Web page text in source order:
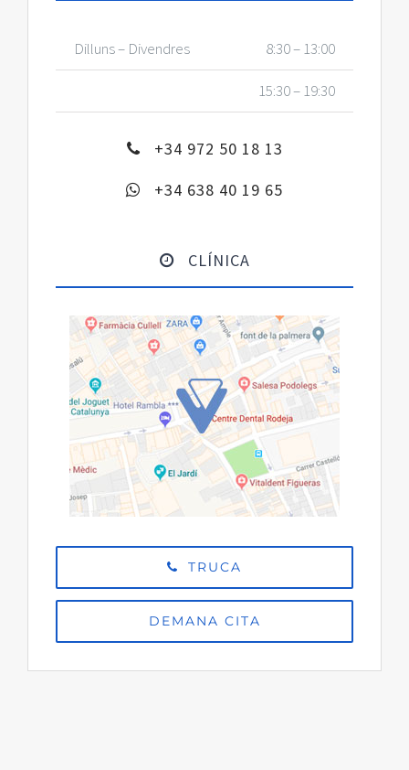
Dilluns – Divendres 8:30 – 13:00
15:30 – 19:30
+34 972 50 18 13
+34 638 40 19 65
CLÍNICA
TRUCA
DEMANA CITA